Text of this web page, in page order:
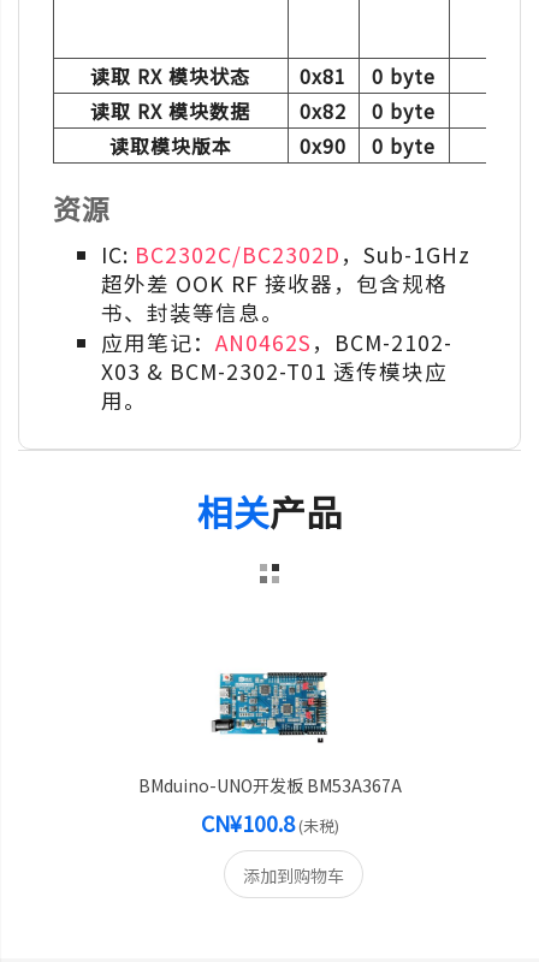
读取 RX 模块状态
0x81 0 byte
读取 RX 模块数据
0x82 0 byte
读取模块版本
0x90 0 byte
资源
IC: BC2302C/BC2302D ，Sub-1GHz
超外差 OOK RF 接收器，包含规格
书、封装等信息。
应用笔记： AN0462S ，BCM-2102-
X03 & BCM-2302-T01 透传模块应
用。
相关产品
BMduino-UNO开发板 BM53A367A
CN¥100.8(未税)
添加到购物车